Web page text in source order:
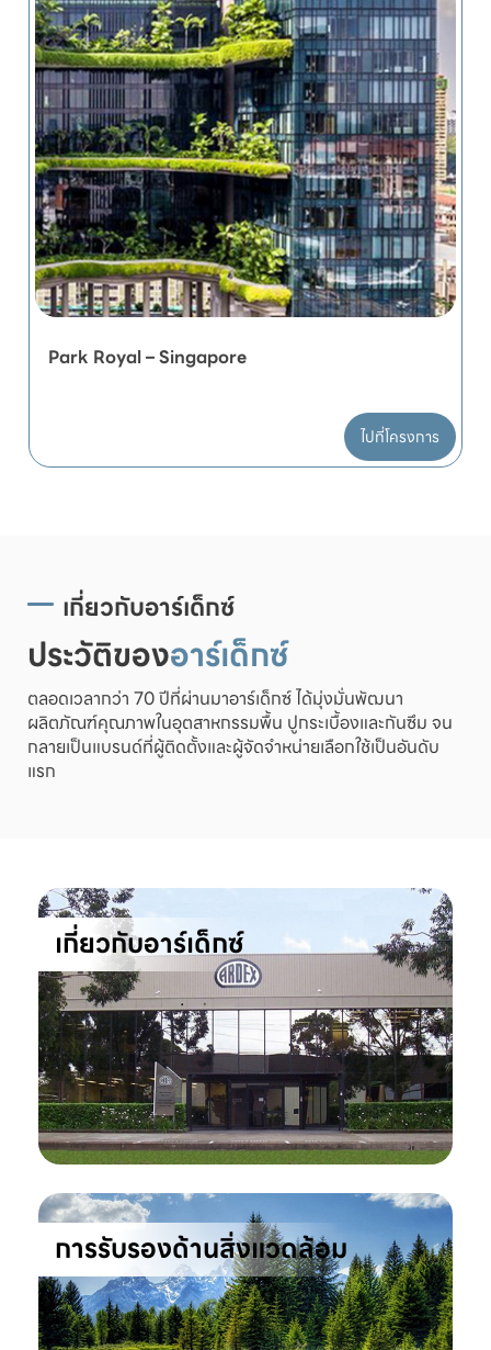
Park Royal – Singapore
ไปที่โครงการ
เกี่ยวกับอาร์เด็กซ์
ประวัติของอาร์เด็กซ์
ตลอดเวลากว่า 70 ปีที่ผ่านมาอาร์เด็กซ์ ได้มุ่งมั่นพัฒนา
ผลิตภัณฑ์คุณภาพในอุตสาหกรรมพื้น ปูกระเบื้องและกันซึม จน
กลายเป็นแบรนด์ที่ผู้ติดตั้งและผู้จัดจำหน่ายเลือกใช้เป็นอันดับ
แรก
เกี่ยวกับอาร์เด็กซ์
การรับรองด้านสิ่งแวดล้อม